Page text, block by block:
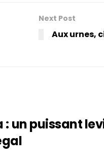
Next Post
Aux urnes,
: un puissant